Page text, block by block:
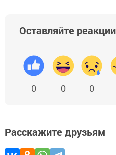
Оставляйте реакции
0 0 0
Расскажите друзьям